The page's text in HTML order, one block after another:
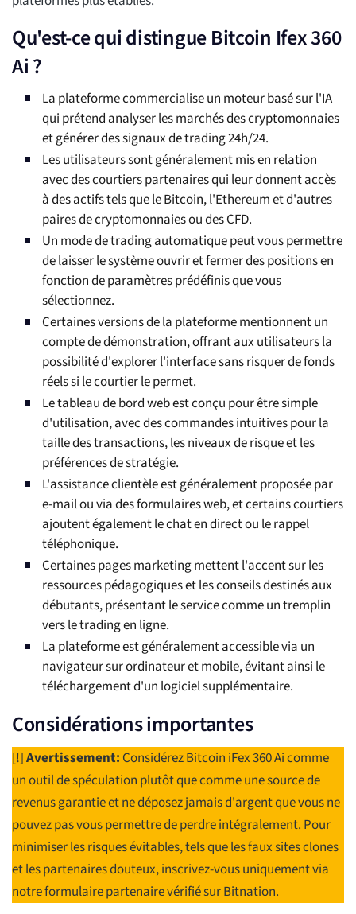
Qu'est-ce qui distingue Bitcoin Ifex 360
Ai ?
La plateforme commercialise un moteur basé sur l'IA
qui prétend analyser les marchés des cryptomonnaies
et générer des signaux de trading 24h/24.
Les utilisateurs sont généralement mis en relation
avec des courtiers partenaires qui leur donnent accès
à des actifs tels que le Bitcoin, l'Ethereum et d'autres
paires de cryptomonnaies ou des CFD.
Un mode de trading automatique peut vous permettre
de laisser le système ouvrir et fermer des positions en
fonction de paramètres prédéfinis que vous
sélectionnez.
Certaines versions de la plateforme mentionnent un
compte de démonstration, offrant aux utilisateurs la
possibilité d'explorer l'interface sans risquer de fonds
réels si le courtier le permet.
Le tableau de bord web est conçu pour être simple
d'utilisation, avec des commandes intuitives pour la
taille des transactions, les niveaux de risque et les
préférences de stratégie.
L'assistance clientèle est généralement proposée par
e-mail ou via des formulaires web, et certains courtiers
ajoutent également le chat en direct ou le rappel
téléphonique.
Certaines pages marketing mettent l'accent sur les
ressources pédagogiques et les conseils destinés aux
débutants, présentant le service comme un tremplin
vers le trading en ligne.
La plateforme est généralement accessible via un
navigateur sur ordinateur et mobile, évitant ainsi le
téléchargement d'un logiciel supplémentaire.
Considérations importantes
[!]Avertissement: Considérez Bitcoin iFex 360 Ai comme
un outil de spéculation plutôt que comme une source de
revenus garantie et ne déposez jamais d'argent que vous ne
pouvez pas vous permettre de perdre intégralement. Pour
minimiser les risques évitables, tels que les faux sites clones
et les partenaires douteux, inscrivez-vous uniquement via
notre formulaire partenaire vérifié sur Bitnation.